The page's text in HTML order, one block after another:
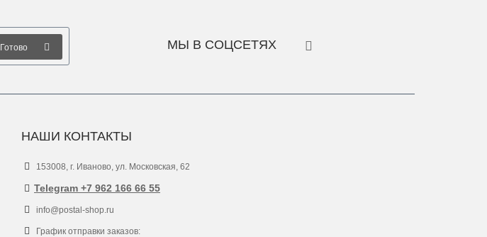
Готово МЫ В СОЦСЕТЯХ
НАШИ КОНТАКТЫ
153008, г. Иваново, ул. Московская, 62
Telegram +7 962 166 66 55
info@postal-shop.ru
График отправки заказов: